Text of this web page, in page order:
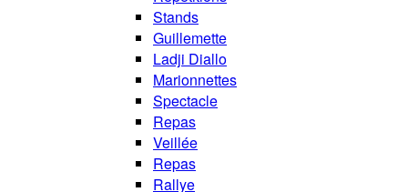
Stands
Guillemette
Ladji Diallo
Marionnettes
Spectacle
Repas
Veillée
Repas
Rallye